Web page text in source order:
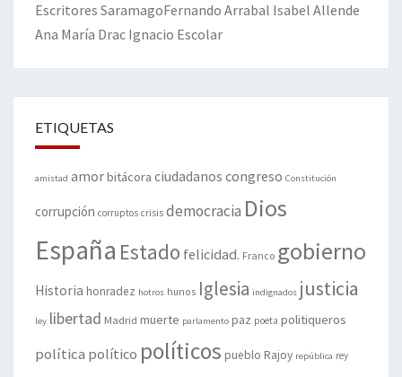
Escritores SaramagoFernando Arrabal Isabel Allende
Ana María Drac Ignacio Escolar
ETIQUETAS
amistad amorbitácora ciudadanos congreso Constitución
corrupción corruptos crisis democracia Dios
España Estado felicidad. Franco gobierno
Historia honradez hotros hunos Iglesia indignados justicia
ley libertad Madrid muerte parlamento paz poeta politiqueros
política político políticos pueblo Rajoy república rey